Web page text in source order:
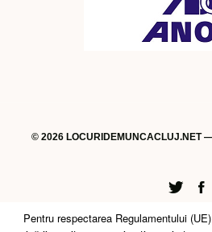
© 2026 LOCURIDEMUNCACLUJ.NET
Twitter
Facebook
Pentru respectarea Regulamentului